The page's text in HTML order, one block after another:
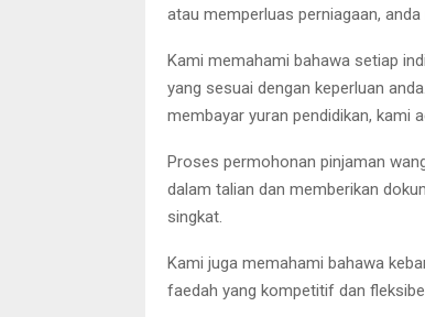
atau memperluas perniagaan,
Kami memahami bahawa setiap
yang sesuai dengan keperluan
membayar yuran pendidikan, kami
Proses permohonan pinjaman
dalam talian dan memberikan
singkat.
Kami juga memahami bahawa
faedah yang kompetitif dan